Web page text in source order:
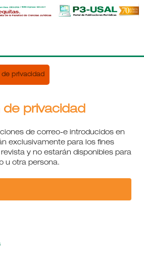
de privacidad
de privacidad
de correo-e introducidos en
exclusivamente para los fines
y no estarán disponibles para
u otra persona.